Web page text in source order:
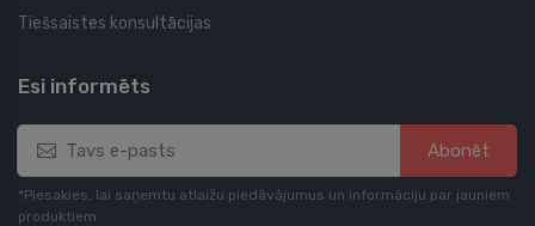
Tiešsaistes konsultācijas
Esi informēts
Abonēt
*Piesakies, lai saņemtu atlaižu piedāvājumus un informāciju par jauniem
produktiem